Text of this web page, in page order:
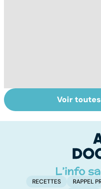
Le lupus, une
maladie
Voir
RECETTES RAPPEL